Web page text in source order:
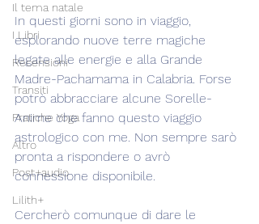
Il tema natale
I Libri
Recensioni
Transiti
Pratiche Yoga
Altro
Post+audio
Lilith+
In questi giorni sono in viaggio,
esplorando nuove terre magiche
legate alle energie e alla Grande
Madre-Pachamama in Calabria. Forse
potrò abbracciare alcune Sorelle-
Anime che fanno questo viaggio
astrologico con me. Non sempre sarò
pronta a rispondere o avrò
connessione disponibile.
Cercherò comunque di dare le